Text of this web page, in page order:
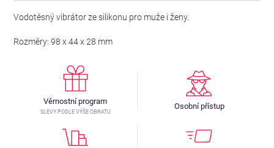
Vodotěsný vibrátor ze silikonu pro muže i ženy.
Rozměry: 98 x 44 x 28 mm
Věrnostní program
SLEVY PODLE VÝŠE OBRATU
Osobní přístup